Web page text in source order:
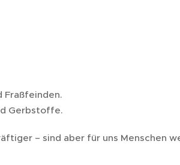
Fraßfeinden.
Gerbstoffe.
– sind aber für uns Menschen